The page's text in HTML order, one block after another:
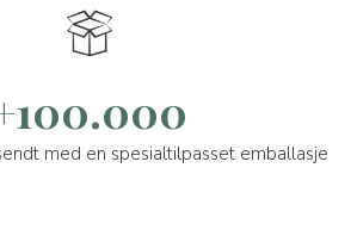
med en spesialtilpasset emballasje